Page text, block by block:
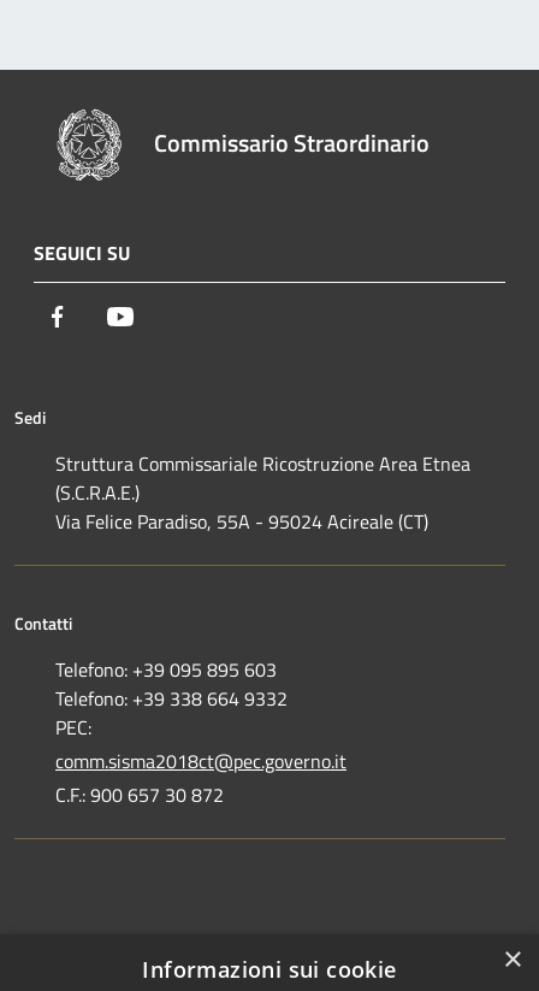
Commissario Straordinario
SEGUICI SU
Facebook
Sedi
Struttura Commissariale Ricostruzione Area Etnea
(S.C.R.A.E.)
Via Felice Paradiso, 55A - 95024 Acireale (CT)
Contatti
Telefono: +39 095 895 603
Telefono: +39 338 664 9332
PEC:
comm.sisma2018ct@pec.governo.it
C.F.: 900 657 30 872
×
Informazioni sui cookie